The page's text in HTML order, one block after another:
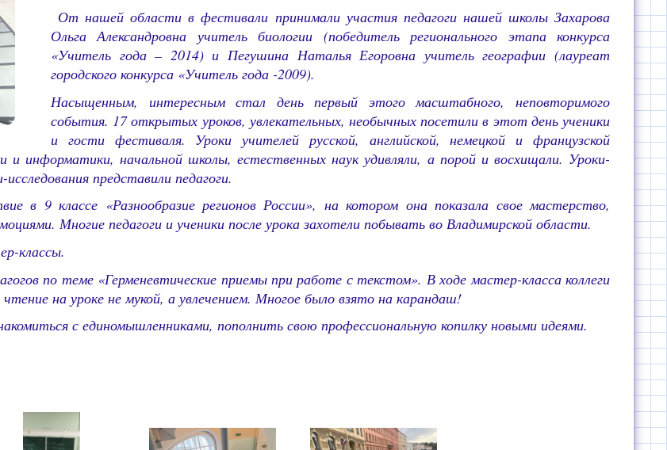
От нашей области в фестивали принимали участия педагоги нашей школы Захарова
Ольга Александровна учитель биологии (победитель регионального этапа конкурса
«Учитель года – 2014) и Пегушина Наталья Егоровна учитель географии (лауреат
городского конкурса «Учитель года -2009).
Насыщенным, интересным стал день первый этого масштабного, неповторимого
события. 17 открытых уроков, увлекательных, необычных посетили в этот день ученики
и гости фестиваля. Уроки учителей русской, английской, немецкой и французской
информатики, начальной школы, естественных наук удивляли, а порой и восхищали. Уроки-
представили педагоги.
в 9 классе «Разнообразие регионов России», на котором она показала свое мастерство,
Многие педагоги и ученики после урока захотели побывать во Владимирской области.
классы.
по теме «Герменевтические приемы при работе с текстом». В ходе мастер-класса коллеги
на уроке не мукой, а увлечением. Многое было взято на карандаш!
с единомышленниками, пополнить свою профессиональную копилку новыми идеями.